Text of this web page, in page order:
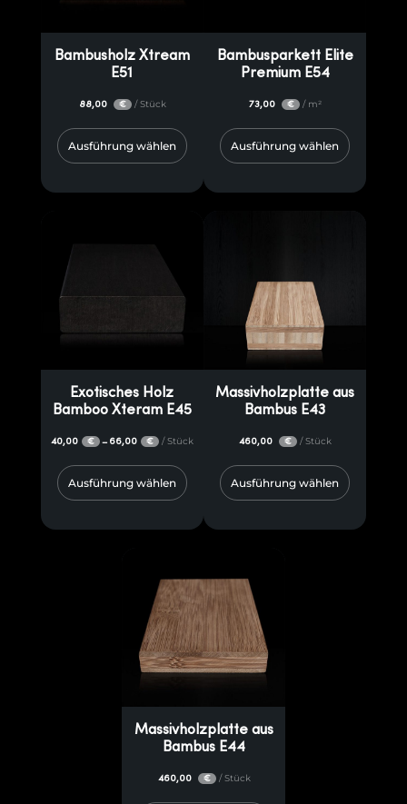
Bambusholz Xtream
E51
88,00 € / Stück
Ausführung wählen
Bambusparkett Elite
Premium E54
73,00 € / m²
Ausführung wählen
Exotisches Holz
Bamboo Xteram E45
40,00 € – 66,00 € / Stück
Ausführung wählen
Massivholzplatte aus
Bambus E43
460,00 € / Stück
Ausführung wählen
Massivholzplatte aus
Bambus E44
460,00 € / Stück